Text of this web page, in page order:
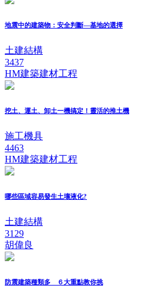
地震中的建築物：安全判斷—基地的選擇
土建結構
3437
HM建築建材工程
挖土、運土、卸土一機搞定！靈活的推土機
施工機具
4463
HM建築建材工程
哪些區域容易發生土壤液化?
土建結構
3129
胡偉良
防震建築種類多 ６大重點教你挑